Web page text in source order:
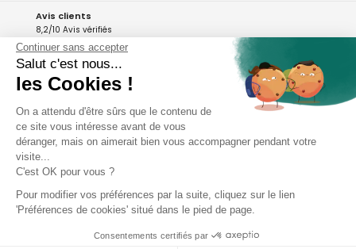
Avis clients
8,2/10 Avis vérifiés
L'Appli Phox
A propos de Phox
Services et garanties
Continuer sans accepter
Salut c'est nous...
les Cookies !
On a attendu d'être sûrs que le contenu de
ce site vous intéresse avant de vous
déranger, mais on aimerait bien vous accompagner pendant votre
visite...
C'est OK pour vous ?
Pour modifier vos préférences par la suite, cliquez sur le lien
'Préférences de cookies' situé dans le pied de page.
Consentements certifiés par